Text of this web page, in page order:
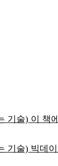
기술) 이 책
기술) 빅데